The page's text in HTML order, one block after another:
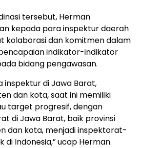
tersebut, Herman
kepada para inspektur daerah
kolaborasi dan komitmen dalam
indikator-indikator
bidang pengawasan.
inspektur di Jawa Barat,
dan kota, saat ini memiliki
target progresif, dengan
di Jawa Barat, baik provinsi
dan kota, menjadi inspektorat-
Indonesia,” ucap Herman.